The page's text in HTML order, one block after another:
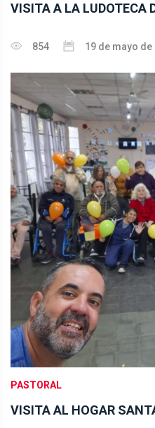
VISITA A LA LUDOTECA
854 19 de mayo de
PASTORAL
VISITA AL HOGAR